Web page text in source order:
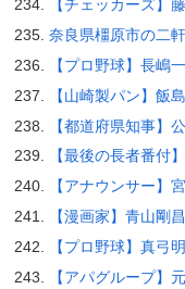
【チェッカーズ】
奈良県橿原市の二
【プロ野球】長嶋
【山崎製パン】飯
【都道府県知事】
【最後の長者番付
【アナウンサー】
【漫画家】青山剛昌
【プロ野球】真弓
【アパグループ】